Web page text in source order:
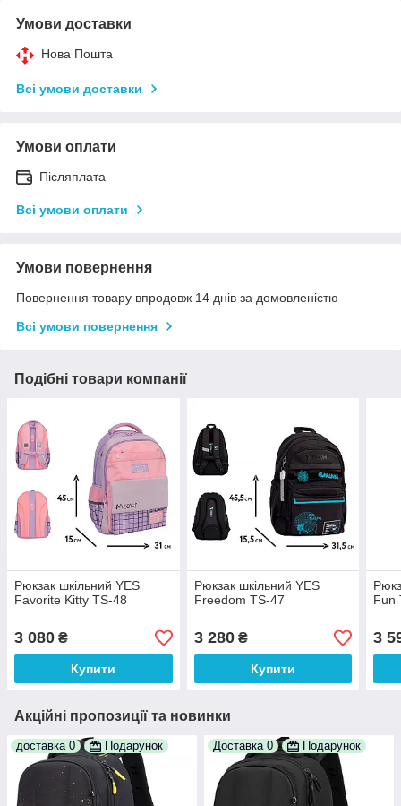
Умови доставки
Нова Пошта
Всі умови доставки
Умови оплати
Післяплата
Всі умови оплати
Умови повернення
Повернення товару впродовж 14 днів за домовленістю
Всі умови повернення
Подібні товари компанії
Рюкзак шкільний YES
Favorite Kitty TS-48
3 080 ₴
Купити
Рюкзак шкільний YES
Freedom TS-47
3 280₴
Купити
Fun
3
Акційні пропозиції та новинки
доставка 0 Подарунок Доставка 0 Подарунок